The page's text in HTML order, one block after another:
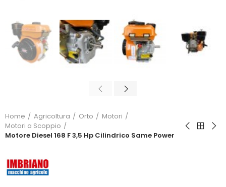
Home Agricoltura Orto
Motori
Motori a Scoppio
Motore Diesel 168 F 3,5 Hp Cilindrico Same Power